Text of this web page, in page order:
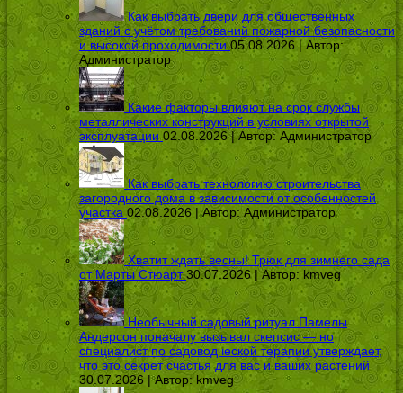
Как выбрать двери для общественных
зданий с учётом требований пожарной безопасности
и высокой проходимости 05.08.2026 | Автор:
Администратор
Какие факторы влияют на срок службы
металлических конструкций в условиях открытой
эксплуатации 02.08.2026 | Автор:Администратор
Как выбрать технологию строительства
загородного дома в зависимости от особенностей
участка 02.08.2026 | Автор:Администратор
Хватит ждать весны! Трюк для зимнего сада
от Марты Стюарт 30.07.2026 | Автор: kmveg
Необычный садовый ритуал Памелы
Андерсон поначалу вызывал скепсис — но
специалист по садоводческой терапии утверждает,
что это секрет счастья для вас и ваших растений
30.07.2026 | Автор: kmveg